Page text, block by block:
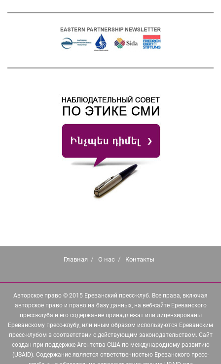
Главная О нас Контакты
Авторское право © 2015 Ереванский пресс-клуб. Все права, включая
авторское право и право на базу данных, на веб-сайте Ереванского
пресс-клуба и его содержание принадлежат или лицензированы
Ереванскому пресс-клубу, или иным образом используются Ереванским
пресс-клубом в соответствии с действующим законодательством. Сайт
создан при поддержке Агентства США по международному развитию
(USAID). Содержание является ответственностью Ереванского пресс-